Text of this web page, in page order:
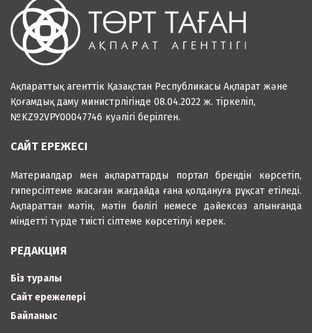
Ақпараттық агенттік Қазақстан Республикасы Ақпарат және
Қоғамдық даму министрлігінде 08.04.2022 ж. тіркеліп,
№KZ92VPY00047746 куәлігі берілген.
САЙТ ЕРЕЖЕСІ
Материалдар мен ақпараттарды портал брендін көрсетіп,
гиперсілтеме жасаған жағдайда ғана қолдануға рұқсат етіледі.
Ақпараттан мәтін, мәтін бөлігі немесе дәйексөз алынғанда
міндетті түрде тиісті сілтеме көрсетілуі керек.
РЕДАКЦИЯ
Біз туралы
Сайт ережелері
Байланыс